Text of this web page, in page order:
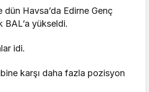
Havsa’da Edirne Genç
BAL’a yükseldi.
idi.
karşı daha fazla pozisyon